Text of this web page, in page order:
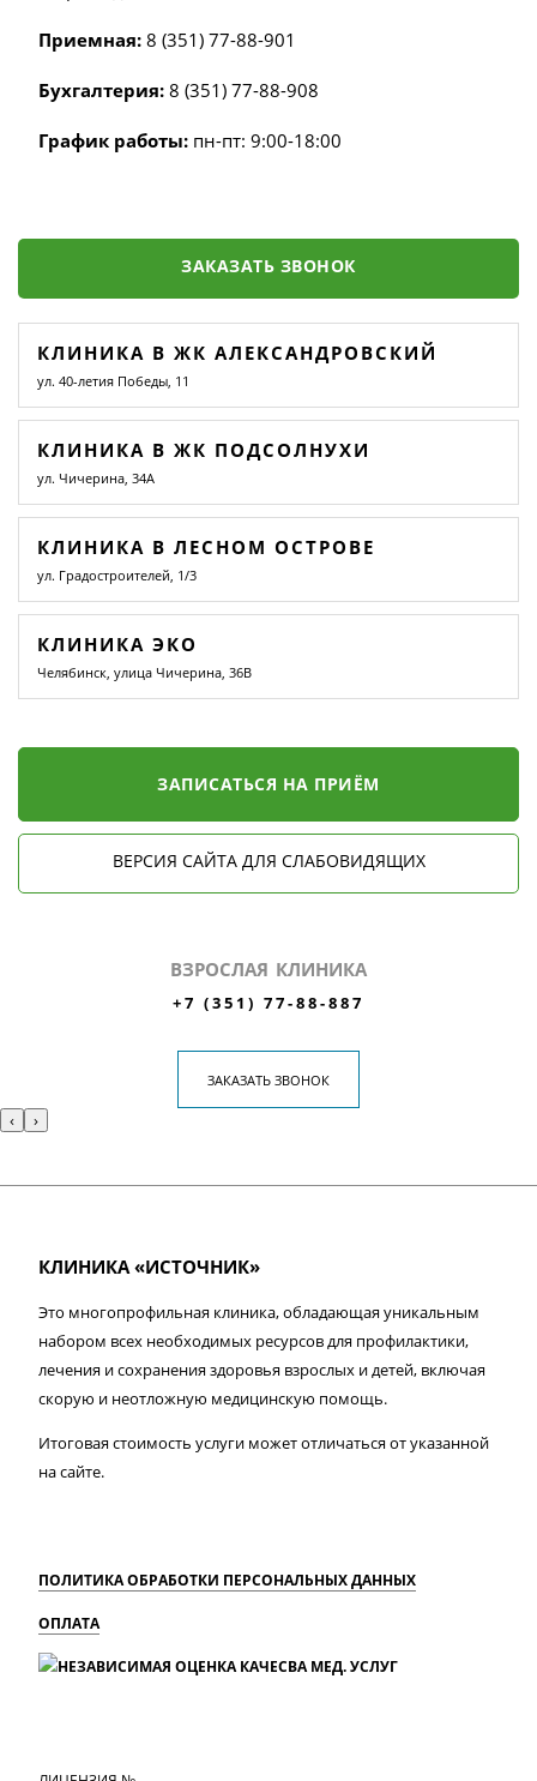
Приемная: 8 (351) 77-88-901
Бухгалтерия: 8 (351) 77-88-908
График работы: пн-пт: 9:00-18:00
ЗАКАЗАТЬ ЗВОНОК
КЛИНИКА В ЖК АЛЕКСАНДРОВСКИЙ
ул. 40-летия Победы, 11
КЛИНИКА В ЖК ПОДСОЛНУХИ
ул. Чичерина, 34А
КЛИНИКА В ЛЕСНОМ ОСТРОВЕ
ул. Градостроителей, 1/3
КЛИНИКА ЭКО
Челябинск, улица Чичерина, 36В
ЗАПИСАТЬСЯ НА ПРИЁМ
ВЕРСИЯ САЙТА ДЛЯ СЛАБОВИДЯЩИХ
ВЗРОСЛАЯ КЛИНИКА
+7 (351) 77-88-887
ЗАКАЗАТЬ ЗВОНОК
‹ ›
КЛИНИКА «ИСТОЧНИК»
Это многопрофильная клиника, обладающая уникальным
набором всех необходимых ресурсов для профилактики,
лечения и сохранения здоровья взрослых и детей, включая
скорую и неотложную медицинскую помощь.
Итоговая стоимость услуги может отличаться от указанной
на сайте.
ПОЛИТИКА ОБРАБОТКИ ПЕРСОНАЛЬНЫХ ДАННЫХ
ОПЛАТА